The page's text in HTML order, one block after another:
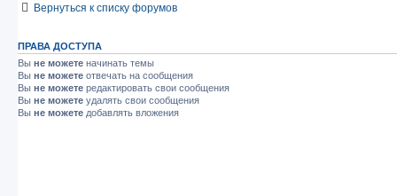
Вернуться к списку форумов
ПРАВА ДОСТУПА
Вы не можете начинать темы
Вы не можете отвечать на сообщения
Вы не можете редактировать свои сообщения
Вы не можете удалять свои сообщения
Вы не можете добавлять вложения